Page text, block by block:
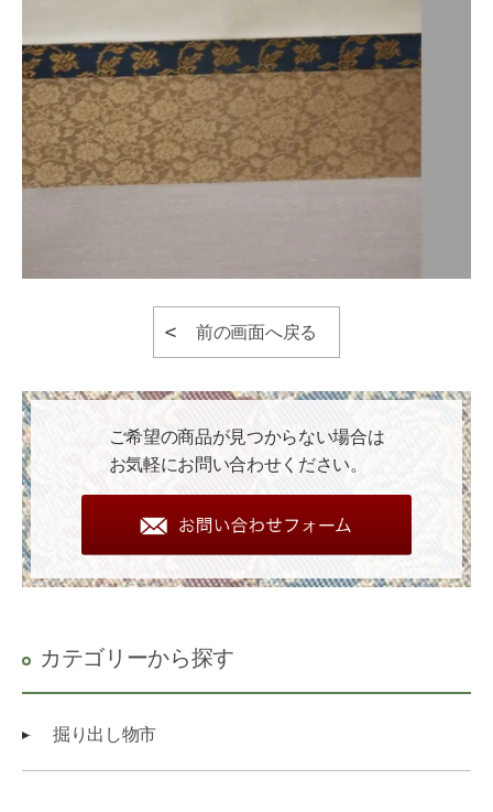
前の画面へ戻る
ご希望の商品が見つからない場合は
お気軽にお問い合わせください。
カテゴリーから探す
掘り出し物市